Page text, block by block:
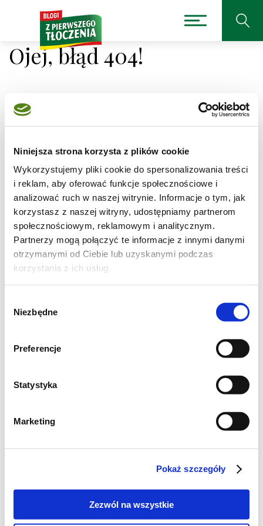
Niniejsza strona korzysta z plików cookie
Wykorzystujemy pliki cookie do spersonalizowania treści
i reklam, aby oferować funkcje społecznościowe i
analizować ruch w naszej witrynie. Informacje o tym, jak
korzystasz z naszej witryny, udostępniamy partnerom
społecznościowym, reklamowym i analitycznym.
Partnerzy mogą połączyć te informacje z innymi danymi
otrzymanymi od Ciebie lub uzyskanymi podczas
korzystania z ich usług.
zgody
Niezbędne
Preferencje
Statystyka
Marketing
Pokaż szczegóły
Zezwól na wszystkie
Ojej, błąd 404!
Niestety nie można było
odnaleźć strony, której
szukasz.
Adres, który próbujesz odwiedzić/przepisy/szybki-
piernik-przekladany-powidlami/1
jest obecnie
niedostępny.
Sprawdź pisownię adresu lub skorzystaj z wyszukiwarki
Jak powstają oleje tłoczone na zimno Kujawski?